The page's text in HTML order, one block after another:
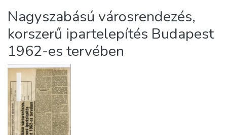
About us
Nagyszabású városrendezés,
korszerű ipartelepítés Budapest
1962-es tervében